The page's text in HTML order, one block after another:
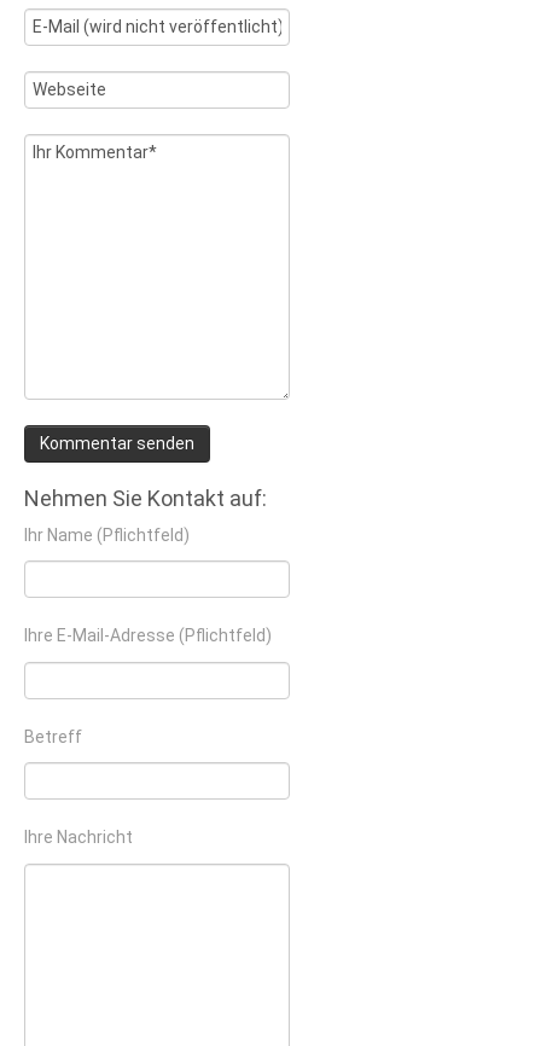
Nehmen Sie Kontakt auf:
Ihr Name (Pflichtfeld)
Ihre E-Mail-Adresse (Pflichtfeld)
Betreff
Ihre Nachricht